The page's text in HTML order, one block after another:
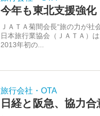
今年も東北支援強化
ＪＡＴＡ菊間会長“旅の力が
日本旅行業協会（ＪＡＴＡ）は
2013年初の...
旅行会社・OTA
日経と阪急、協力合